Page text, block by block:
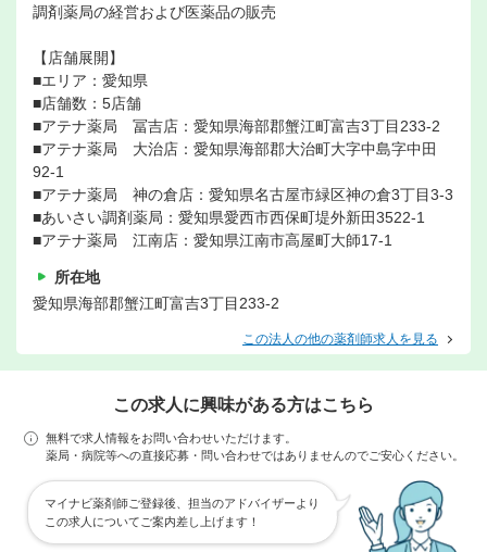
調剤薬局の経営および医薬品の販売
【店舗展開】
■エリア：愛知県
■店舗数：5店舗
■アテナ薬局 冨吉店：愛知県海部郡蟹江町富吉3丁目233-2
■アテナ薬局 大治店：愛知県海部郡大治町大字中島字中田
92-1
■アテナ薬局 神の倉店：愛知県名古屋市緑区神の倉3丁目3-3
■あいさい調剤薬局：愛知県愛西市西保町堤外新田3522-1
■アテナ薬局 江南店：愛知県江南市高屋町大師17-1
所在地
愛知県海部郡蟹江町富吉3丁目233-2
この法人の他の薬剤師求人を見る
この求人に興味がある方はこちら
無料で求人情報をお問い合わせいただけます。
薬局・病院等への直接応募・問い合わせではありませんのでご安心ください。
マイナビ薬剤師ご登録後、担当のアドバイザーより
この求人についてご案内差し上げます！